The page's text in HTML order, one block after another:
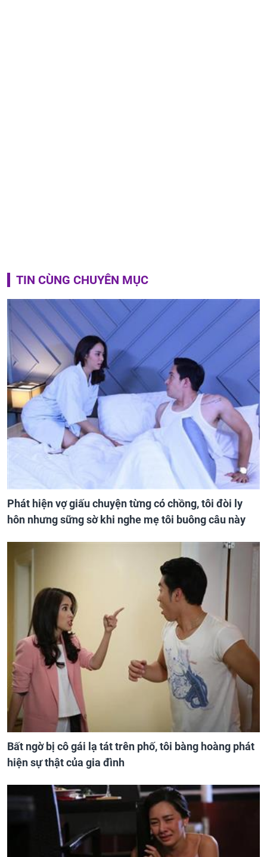
TIN CÙNG CHUYÊN MỤC
Phát hiện vợ giấu chuyện từng có chồng, tôi đòi ly
hôn nhưng sững sờ khi nghe mẹ tôi buông câu này
Bất ngờ bị cô gái lạ tát trên phố, tôi bàng hoàng phát
hiện sự thật của gia đình